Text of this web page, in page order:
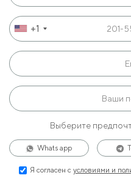
+1
Выберите
Whats app
Я согласен с условиями и